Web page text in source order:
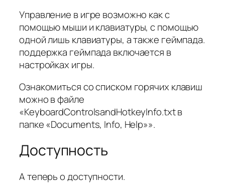
Управление в игре возможно как с
помощью мыши и клавиатуры, с помощью
одной лишь клавиатуры, а также геймпада.
поддержка геймпада включается в
настройках игры.
Ознакомиться со списком горячих клавиш
можно в файле
«KeyboardControlsandHotkeyInfo.txt в
папке «Documents, Info, Help»».
Доступность
А теперь о доступности.